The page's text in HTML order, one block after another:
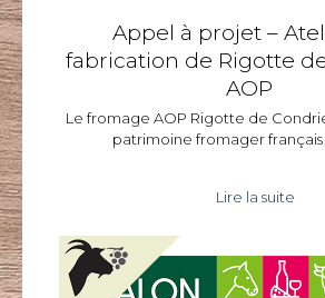
Appel à projet –
fabrication de Rigotte
AOP
Le fromage AOP Rigotte de
patrimoine fromager
Lire la suite